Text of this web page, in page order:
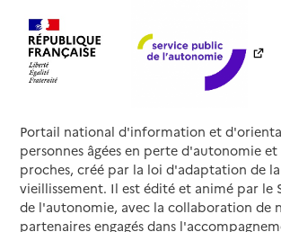
Portail national d'information et
personnes âgées en perte d'autonomie et
proches, créé par la loi d'adaptation de
vieillissement. Il est édité et animé par le
de l'autonomie, avec la collaboration de
partenaires engagés dans